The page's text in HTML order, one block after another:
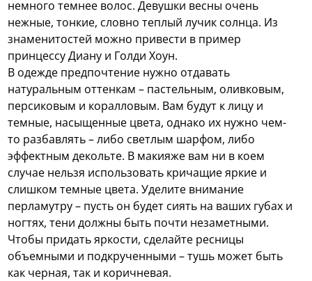
немного темнее волос. Девушки весны очень
нежные, тонкие, словно теплый лучик солнца. Из
знаменитостей можно привести в пример
принцессу Диану и Голди Хоун.
В одежде предпочтение нужно отдавать
натуральным оттенкам – пастельным, оливковым,
персиковым и коралловым. Вам будут к лицу и
темные, насыщенные цвета, однако их нужно чем-
то разбавлять – либо светлым шарфом, либо
эффектным декольте. В макияже вам ни в коем
случае нельзя использовать кричащие яркие и
слишком темные цвета. Уделите внимание
перламутру – пусть он будет сиять на ваших губах и
ногтях, тени должны быть почти незаметными.
Чтобы придать яркости, сделайте ресницы
объемными и подкрученными – тушь может быть
как черная, так и коричневая.